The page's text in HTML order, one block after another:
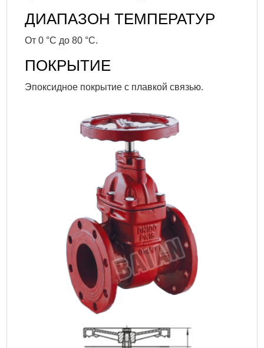
ДИАПАЗОН ТЕМПЕРАТУР
От 0 °C до 80 °C.
ПОКРЫТИЕ
Эпоксидное покрытие с плавкой связью.